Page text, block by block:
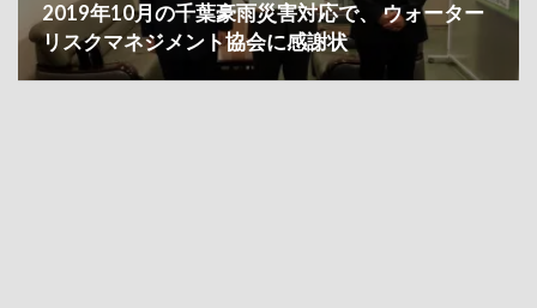
2019年10月の千葉豪雨災害対応で、 ウォーター
リスクマネジメント協会に感謝状